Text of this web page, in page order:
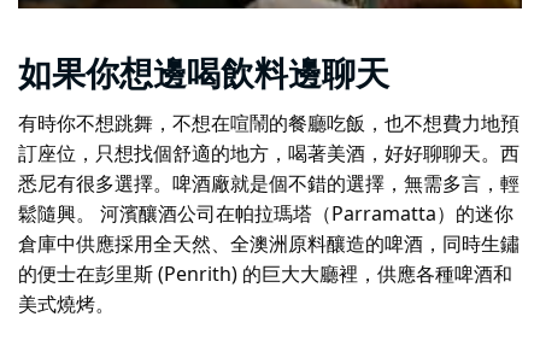
如果你想邊喝飲料邊聊天
有時你不想跳舞，不想在喧鬧的餐廳吃飯，也不想費力地預
訂座位，只想找個舒適的地方，喝著美酒，好好聊聊天。西
悉尼有很多選擇。啤酒廠就是個不錯的選擇，無需多言，輕
鬆隨興。 河濱釀酒公司在帕拉瑪塔（Parramatta）的迷你
倉庫中供應採用全天然、全澳洲原料釀造的啤酒，同時生鏽
的便士在彭里斯 (Penrith) 的巨大大廳裡，供應各種啤酒和
美式燒烤。